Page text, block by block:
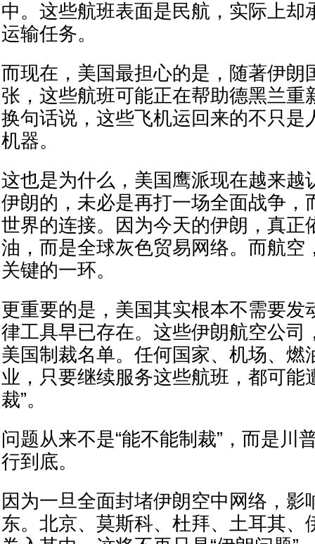
中。这些航班表面是民航，实际上却
运输任务。
而现在，美国最担心的是，随著伊朗
张，这些航班可能正在帮助德黑兰重
换句话说，这些飞机运回来的不只是
机器。
这也是为什么，美国鹰派现在越来越
伊朗的，未必是再打一场全面战争，
世界的连接。因为今天的伊朗，真正
油，而是全球灰色贸易网络。而航空
关键的一环。
更重要的是，美国其实根本不需要发
律工具早已存在。这些伊朗航空公司
美国制裁名单。任何国家、机场、燃
业，只要继续服务这些航班，都可能
裁”。
问题从来不是“能不能制裁”，而是川
行到底。
因为一旦全面封堵伊朗空中网络，影
东。北京、莫斯科、杜拜、土耳其、